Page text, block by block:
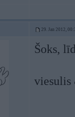
29. Jan 2012,
Šoks,
viesulis